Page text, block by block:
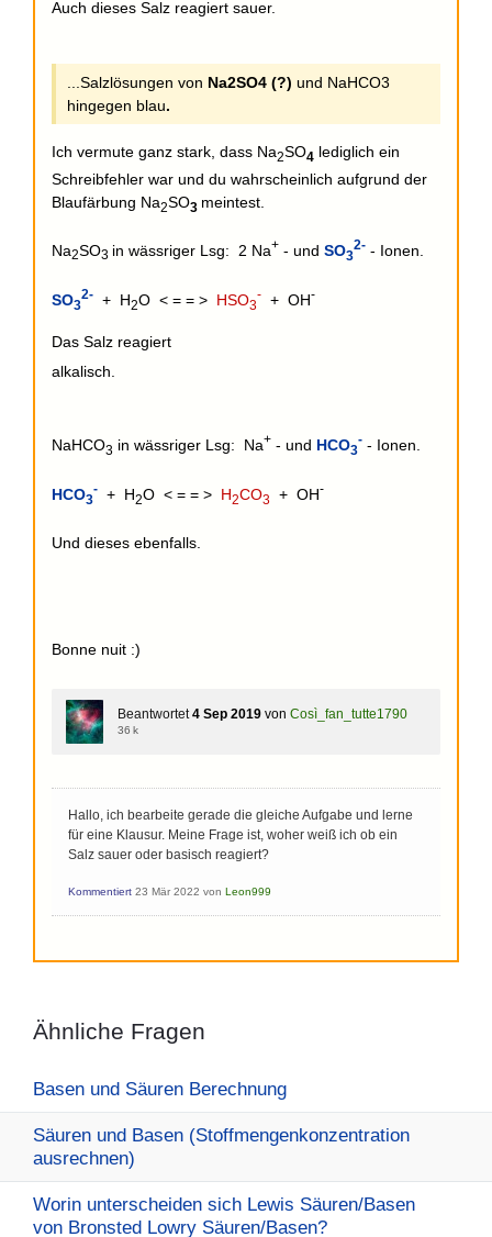
Auch dieses Salz reagiert sauer.
...Salzlösungen von Na2SO4 (?) und NaHCO3
hingegen blau.
Ich vermute ganz stark, dass Na2SO4 lediglich ein
Schreibfehler war und du wahrscheinlich aufgrund der
Blaufärbung Na2SO3 meintest.
Na2SO3 in wässriger Lsg: 2 Na+ - und SO3
2- - Ionen.
SO3
2- + H2O < = = > HSO3
- + OH-
Das Salz reagiert
alkalisch.
NaHCO3 in wässriger Lsg: Na+ - und HCO3
- - Ionen.
HCO3
- + H2O < = = > H2CO3 + OH-
Und dieses ebenfalls.
Bonne nuit :)
Beantwortet 4 Sep 2019 von Così_fan_tutte1790
36 k
Hallo, ich bearbeite gerade die gleiche Aufgabe und lerne
für eine Klausur. Meine Frage ist, woher weiß ich ob ein
Salz sauer oder basisch reagiert?
Kommentiert 23 Mär 2022 von Leon999
Ähnliche Fragen
Basen und Säuren Berechnung
Säuren und Basen (Stoffmengenkonzentration
ausrechnen)
Worin unterscheiden sich Lewis Säuren/Basen
von Bronsted Lowry Säuren/Basen?